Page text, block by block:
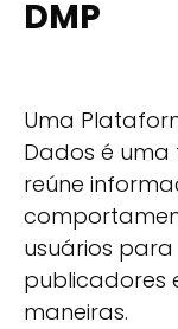
DMP
Uma
Dados é
reúne
usuários
publicadores
maneiras.